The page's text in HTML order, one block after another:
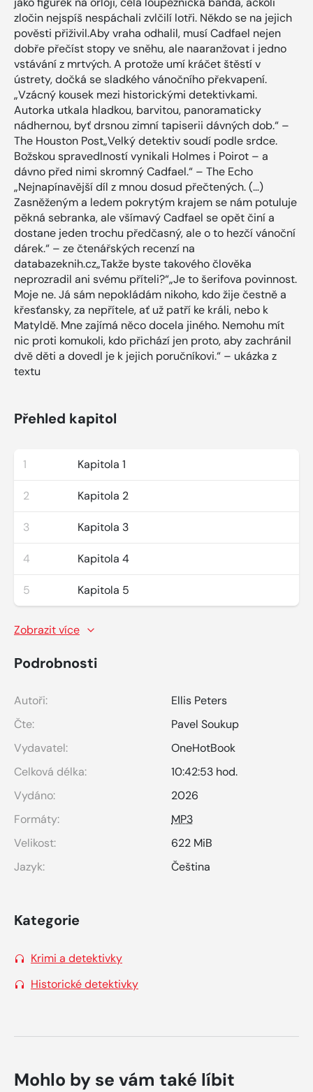
zločin nejspíš nespáchali zvlčilí lotři. Někdo se na jejich
pověsti přiživil.Aby vraha odhalil, musí Cadfael nejen
dobře přečíst stopy ve sněhu, ale naaranžovat i jedno
vstávání z mrtvých. A protože umí kráčet štěstí v
ústrety, dočká se sladkého vánočního překvapení.
„Vzácný kousek mezi historickými detektivkami.
Autorka utkala hladkou, barvitou, panoramaticky
nádhernou, byť drsnou zimní tapiserii dávných dob.“ –
The Houston Post„Velký detektiv soudí podle srdce.
Božskou spravedlností vynikali Holmes i Poirot – a
dávno před nimi skromný Cadfael.“ – The Echo
„Nejnapínavější díl z mnou dosud přečtených. (…)
Zasněženým a ledem pokrytým krajem se nám potuluje
pěkná sebranka, ale všímavý Cadfael se opět činí a
dostane jeden trochu předčasný, ale o to hezčí vánoční
dárek.“ – ze čtenářských recenzí na
databazeknih.cz„Takže byste takového člověka
neprozradil ani svému příteli?“„Je to šerifova povinnost.
Moje ne. Já sám nepokládám nikoho, kdo žije čestně a
křesťansky, za nepřítele, ať už patří ke králi, nebo k
Matyldě. Mne zajímá něco docela jiného. Nemohu mít
nic proti komukoli, kdo přichází jen proto, aby zachránil
dvě děti a dovedl je k jejich poručníkovi.“ – ukázka z
textu
Přehled kapitol
1 Kapitola 1
2 Kapitola 2
3 Kapitola 3
4 Kapitola 4
5 Kapitola 5
Zobrazit více
Podrobnosti
Autoři:
Ellis Peters
Čte:
Pavel Soukup
Vydavatel:
OneHotBook
Celková délka:
10:42:53 hod.
Vydáno:
2026
Formáty:
MP3
Velikost:
622 MiB
Jazyk:
Čeština
Kategorie
Krimi a detektivky
Historické detektivky
Mohlo by se vám také líbit